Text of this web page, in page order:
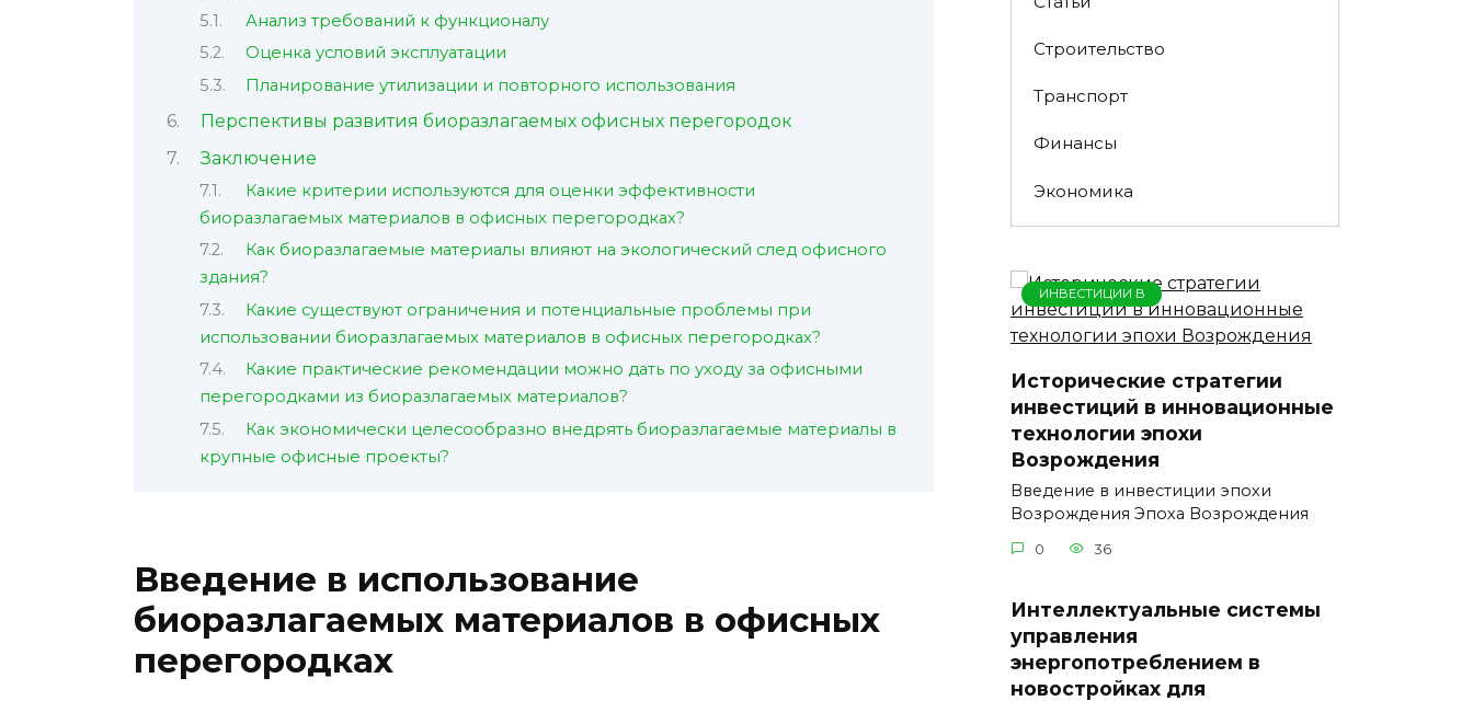
Анализ требований к функционалу
Оценка условий эксплуатации
Планирование утилизации и повторного использования
Перспективы развития биоразлагаемых офисных перегородок
Заключение
Какие критерии используются для оценки эффективности
биоразлагаемых материалов в офисных перегородках?
Как биоразлагаемые материалы влияют на экологический след офисного
здания?
Какие существуют ограничения и потенциальные проблемы при
использовании биоразлагаемых материалов в офисных перегородках?
Какие практические рекомендации можно дать по уходу за офисными
перегородками из биоразлагаемых материалов?
Как экономически целесообразно внедрять биоразлагаемые материалы в
крупные офисные проекты?
Введение в использование
биоразлагаемых материалов в офисных
перегородках
Строительство
Транспорт
Финансы
Экономика
ИНВЕСТИЦИИ В
Исторические стратегии
инвестиций в инновационные
технологии эпохи
Возрождения
Введение в инвестиции эпохи
Возрождения Эпоха Возрождения
0 36
Интеллектуальные системы
управления
энергопотреблением в
новостройках для